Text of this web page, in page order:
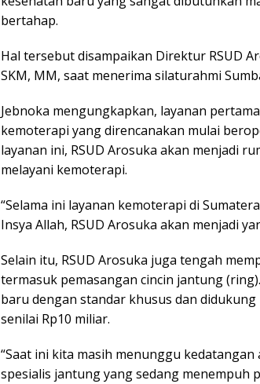
bertahap.
Hal tersebut disampaikan Direktur RSUD
SKM, MM, saat menerima silaturahmi
Jebnoka mengungkapkan, layanan
kemoterapi yang direncanakan mulai
layanan ini, RSUD Arosuka akan menjadi
melayani kemoterapi.
“Selama ini layanan kemoterapi di
Insya Allah, RSUD Arosuka akan menjadi
Selain itu, RSUD Arosuka juga tengah
termasuk pemasangan cincin jantung
baru dengan standar khusus dan
senilai Rp10 miliar.
“Saat ini kita masih menunggu
spesialis jantung yang sedang menempuh